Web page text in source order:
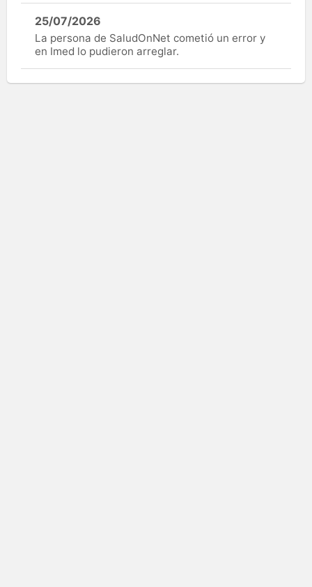
25/07/2026
La persona de SaludOnNet cometió un error y
en Imed lo pudieron arreglar.